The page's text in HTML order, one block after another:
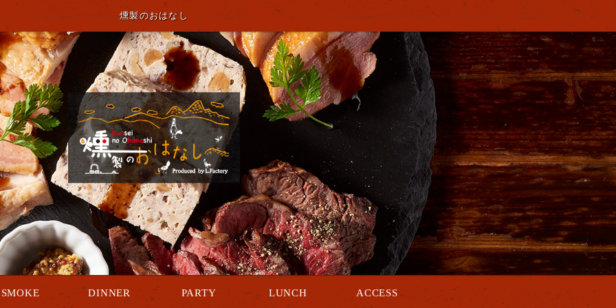
燻製のおはなし
SMOKE DINNER PARTY LUNCH ACCESS